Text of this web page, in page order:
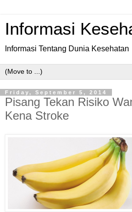
Informasi
Informasi Tentang Dunia Kesehatan
Friday, September 5, 2014
Pisang Tekan Risiko
Kena Stroke